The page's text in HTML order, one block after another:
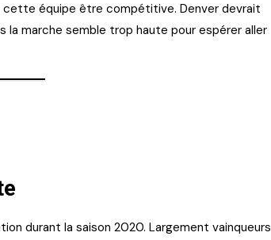
cette équipe être compétitive. Denver devrait
la marche semble trop haute pour espérer aller
durant la saison 2020. Largement vainqueurs